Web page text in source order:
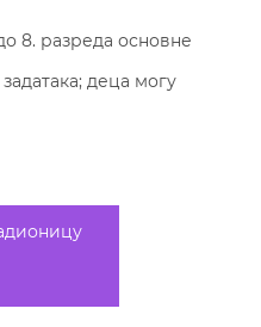
8. разреда основне
деца могу
џак? Шта
нам то служи
клатно и